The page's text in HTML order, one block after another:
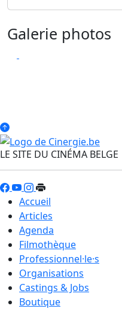
Galerie photos
LE SITE DU CINÉMA BELGE
Accueil
Articles
Agenda
Filmothèque
Professionnel·le·s
Organisations
Castings & Jobs
Boutique